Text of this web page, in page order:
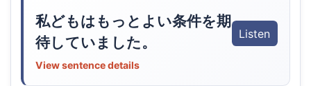
私どもはもっとよい条件を期
待していました。
Listen
View sentence details